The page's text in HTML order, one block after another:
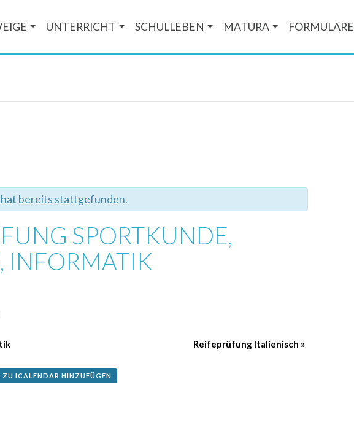
UNTERRICHT SCHULLEBEN MATURA FORMULARE
bereits stattgefunden.
SPORTKUNDE,
INFORMATIK
Reifeprüfung Italienisch »
ZU ICALENDAR HINZUFÜGEN